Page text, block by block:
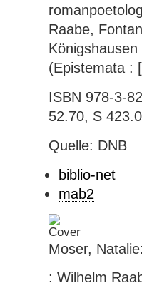
Raabe,
(Epistemata :
ISBN 978-3-
52.70, S
Quelle: DNB
biblio-net
mab2
Moser,
: Wilhelm